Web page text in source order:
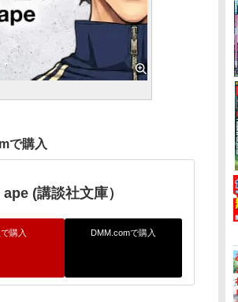
で購入
(講談社文庫）
購入 DMM.comで購入